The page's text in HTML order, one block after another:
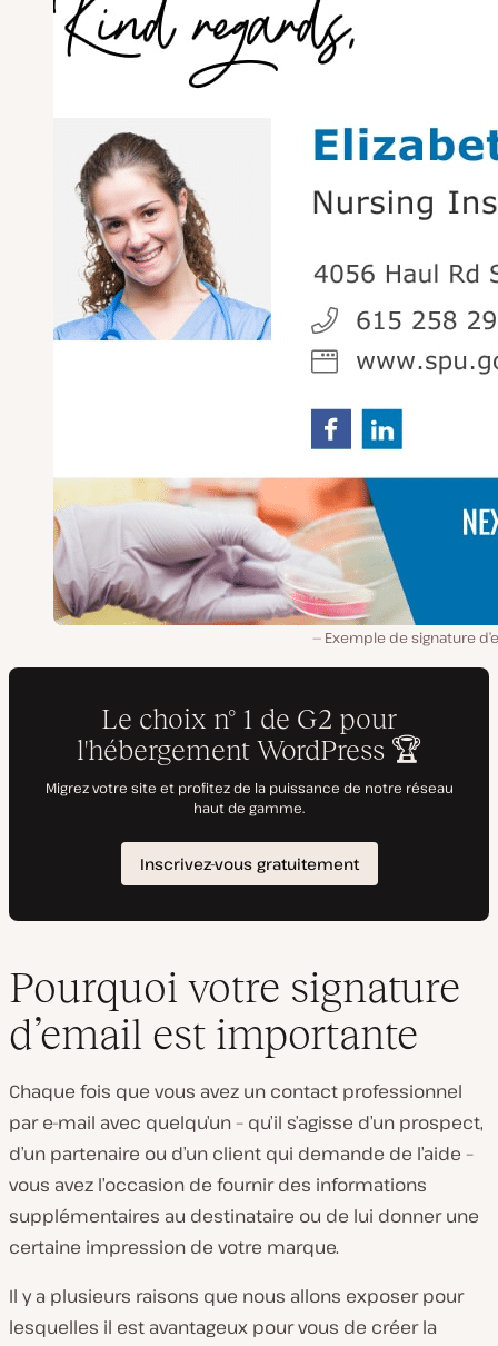
Exemple de signature
Pourquoi votre signature
d’email est importante
Chaque fois que vous avez un contact professionnel
par e-mail avec quelqu’un – qu’il s’agisse d’un prospect,
d’un partenaire ou d’un client qui demande de l’aide –
vous avez l’occasion de fournir des informations
supplémentaires au destinataire ou de lui donner une
certaine impression de votre marque.
Il y a plusieurs raisons que nous allons exposer pour
lesquelles il est avantageux pour vous de créer la